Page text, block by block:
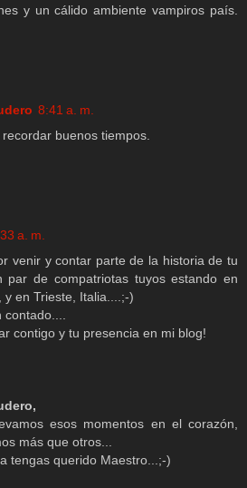
y un cálido ambiente vampiros país.
8:41 a. m.
buenos tiempos.
a. m.
venir y contar parte de la historia de tu
par de compatriotas tuyos estando en
y en Trieste, Italia....;-)
contigo y tu presencia en mi blog!
esos momentos en el corazón,
más que otros...
tengas querido Maestro...;-)